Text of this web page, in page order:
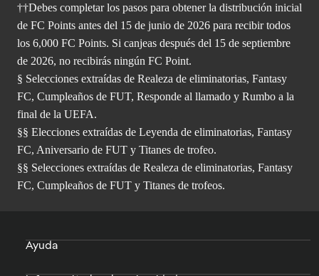
††Debes completar los pasos para obtener la distribución inicial
de FC Points antes del 15 de junio de 2026 para recibir todos
los 6,000 FC Points. Si canjeas después del 15 de septiembre
de 2026, no recibirás ningún FC Point.
§ Selecciones extraídas de Realeza de eliminatorias, Fantasy
FC, Cumpleaños de FUT, Responde al llamado y Rumbo a la
final de la UEFA.
§§ Elecciones extraídas de Leyenda de eliminatorias, Fantasy
FC, Aniversario de FUT y Titanes de trofeo.
§§ Selecciones extraídas de Realeza de eliminatorias, Fantasy
FC, Cumpleaños de FUT y Titanes de trofeos.
Ayuda